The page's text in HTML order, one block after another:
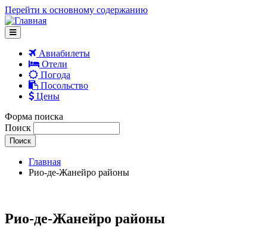
Перейти к основному содержанию
Авиабилеты
Отели
Погода
Посольство
Цены
Форма поиска
Поиск
Главная
Рио-де-Жанейро районы
Рио-де-Жанейро районы